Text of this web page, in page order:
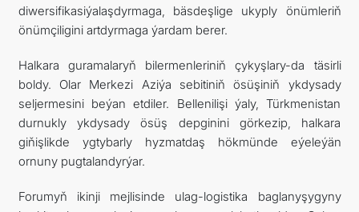
diwersifikasiýalaşdyrmaga, bäsdeşlige ukyply önümleriň
önümçiligini artdyrmaga ýardam berer.
Halkara guramalaryň bilermenleriniň çykyşlary-da täsirli
boldy. Olar Merkezi Aziýa sebitiniň ösüşiniň ykdysady
seljermesini beýan etdiler. Bellenilişi ýaly, Türkmenistan
durnukly ykdysady ösüş depginini görkezip, halkara
giňişlikde ygtybarly hyzmatdaş hökmünde eýeleýän
ornuny pugtalandyrýar.
Forumyň ikinji mejlisinde ulag-logistika baglanyşygyny